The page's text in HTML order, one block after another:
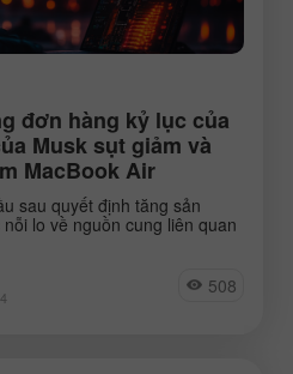
đơn hàng kỷ lục của
Musk sụt giảm và
MacBook Air
sau quyết định tăng sản
lo về nguồn cung liên quan
508